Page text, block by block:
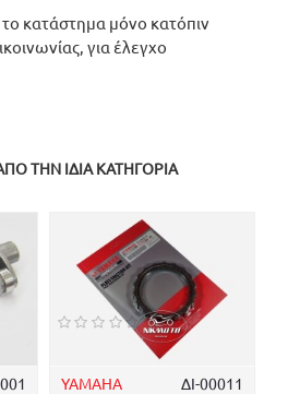
κατάστημα μόνο κατόπιν
για έλεγχο
ΤΗΝ ΊΔΙΑ ΚΑΤΗΓΟΡΊΑ
YAMAHA ΔΙ-00011